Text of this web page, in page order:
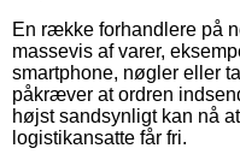
En række forhandlere på
massevis af varer,
smartphone, nøgler eller
påkræver at ordren
højst sandsynligt kan nå
logistikansatte får fri.